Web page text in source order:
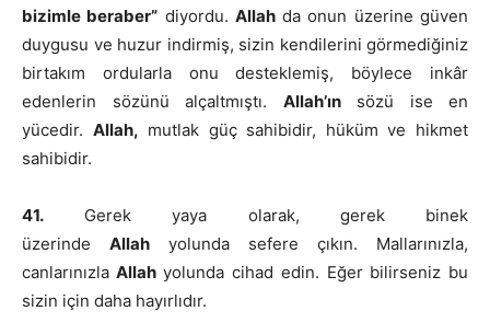
bizimle beraber” diyordu. Allahda onun üzerine güven
duygusu ve huzur indirmiş, sizin kendilerini görmediğiniz
birtakım ordularla onu desteklemiş, böylece inkâr
edenlerin sözünü alçaltmıştı. Allah’ınsözü ise en
yücedir. Allah, mutlak güç sahibidir, hüküm ve hikmet
sahibidir.
41. Gerek yaya olarak, gerek binek
üzerinde Allah yolunda sefere çıkın. Mallarınızla,
canlarınızla Allahyolunda cihad edin. Eğer bilirseniz bu
sizin için daha hayırlıdır.